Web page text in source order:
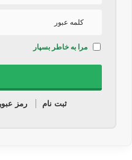
مرا به خاطر بسپار
ثبت نام رمز